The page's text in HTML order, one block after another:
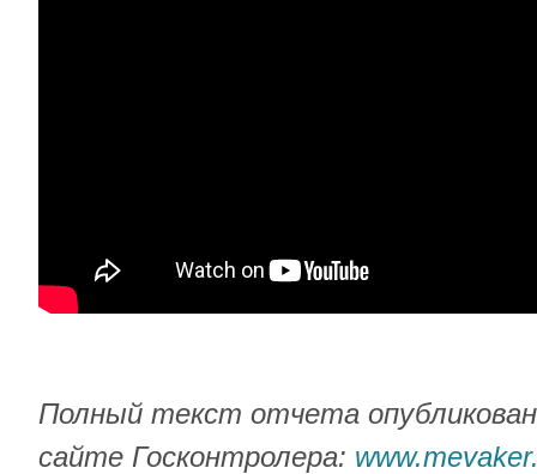
Полный текст отчета
сайте Госконтролера: www.mevaker